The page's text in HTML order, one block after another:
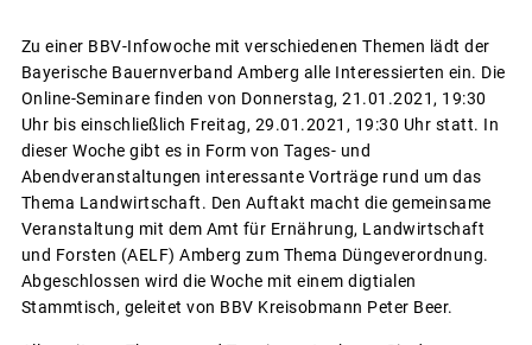
Zu einer BBV-Infowoche mit verschiedenen Themen lädt der
Bayerische Bauernverband Amberg alle Interessierten ein. Die
Online-Seminare finden von Donnerstag, 21.01.2021, 19:30
Uhr bis einschließlich Freitag, 29.01.2021, 19:30 Uhr statt. In
dieser Woche gibt es in Form von Tages- und
Abendveranstaltungen interessante Vorträge rund um das
Thema Landwirtschaft. Den Auftakt macht die gemeinsame
Veranstaltung mit dem Amt für Ernährung, Landwirtschaft
und Forsten (AELF) Amberg zum Thema Düngeverordnung.
Abgeschlossen wird die Woche mit einem digtialen
Stammtisch, geleitet von BBV Kreisobmann Peter Beer.